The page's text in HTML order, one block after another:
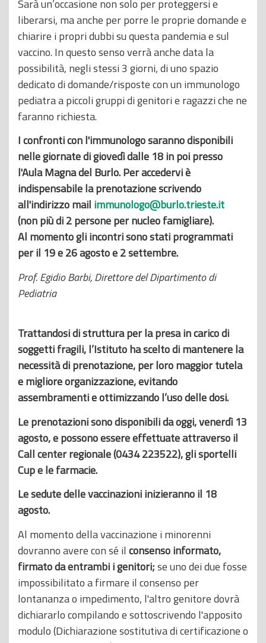
Sarà un’occasione non solo per proteggersi e
liberarsi, ma anche per porre le proprie domande e
chiarire i propri dubbi su questa pandemia e sul
vaccino. In questo senso verrà anche data la
possibilità, negli stessi 3 giorni, di uno spazio
dedicato di domande/risposte con un immunologo
pediatra a piccoli gruppi di genitori e ragazzi che ne
faranno richiesta.
I confronti con l'immunologo saranno disponibili
nelle giornate di giovedì dalle 18 in poi presso
l'Aula Magna del Burlo. Per accedervi è
indispensabile la prenotazione scrivendo
all'indirizzo mail immunologo@burlo.trieste.it
(non più di 2 persone per nucleo famigliare).
Al momento gli incontri sono stati programmati
per il 19 e 26 agosto e 2 settembre.
Prof. Egidio Barbi, Direttore del Dipartimento di
Pediatria
Trattandosi di struttura per la presa in carico di
soggetti fragili, l’Istituto ha scelto di mantenere la
necessità di prenotazione, per loro maggior tutela
e migliore organizzazione, evitando
assembramenti e ottimizzando l’uso delle dosi.
Le prenotazioni sono disponibili da oggi, venerdì 13
agosto, e possono essere effettuate attraverso il
Call center regionale (0434 223522), gli sportelli
Cup e le farmacie.
Le sedute delle vaccinazioni inizieranno il 18
agosto.
Al momento della vaccinazione i minorenni
dovranno avere con sé il consenso informato,
firmato da entrambi i genitori;se uno dei due fosse
impossibilitato a firmare il consenso per
lontananza o impedimento, l'altro genitore dovrà
dichiararlo compilando e sottoscrivendo l'apposito
modulo (Dichiarazione sostitutiva di certificazione o